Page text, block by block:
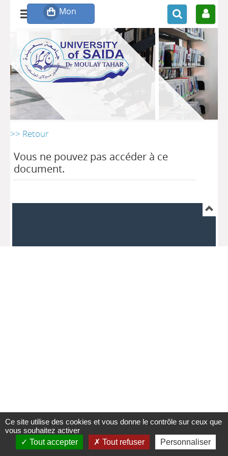
>> Retour
Vous ne pouvez pas accéder à ce
document.
Ce site utilise des cookies et vous donne le contrôle sur ceux que
vous souhaitez activer
Tout accepter
Tout refuser Personnaliser